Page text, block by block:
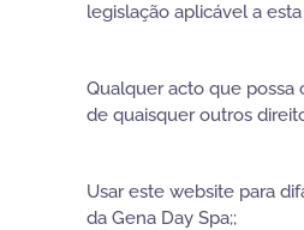
legislação aplicável a
Qualquer acto que possa
de quaisquer outros
Usar este website para
da Gena Day Spa;;